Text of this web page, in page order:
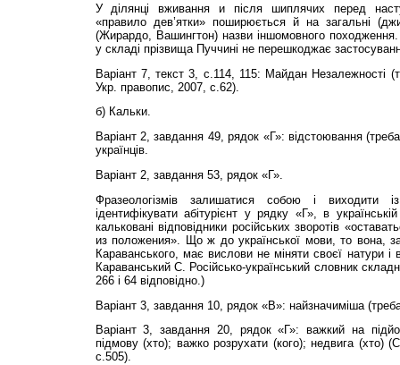
У ділянці вживання и після шиплячих перед
«правило дев’ятки» поширюється й на загальні
(Жирардо, Вашингтон) назви іншомовного
у складі прізвища Пуччині не перешкоджає
Варіант 7, текст 3, с.114, 115: Майдан Незалежності
Укр. правопис, 2007, с.62).
б) Кальки.
Варіант 2, завдання 49, рядок «Г»: відстоювання
українців.
Варіант 2, завдання 53, рядок «Г».
Фразеологізмів залишатися собою і виходити
ідентифікувати абітурієнт у рядку «Г», в
кальковані відповідники російських зворотів
из положения». Що ж до української мови, то вона,
Караванського, має вислови не міняти своєї натури і
Караванський С. Російсько-український словник
266 і 64 відповідно.)
Варіант 3, завдання 10, рядок «В»: найзначиміша
Варіант 3, завдання 20, рядок «Г»: важкий на
підмову (хто); важко розрухати (кого); недвига (хто)
с.505).